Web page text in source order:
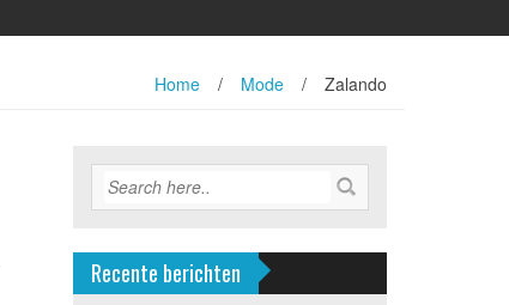
Home / Mode / Zalando
Recente berichten